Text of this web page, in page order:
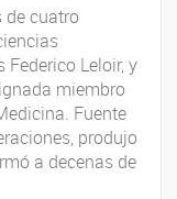
de cuatro
Federico Leloir, y
miembro
Fuente
produjo
a decenas de